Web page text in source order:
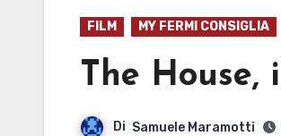
FILM MY FERMI CONSIGLIA
The House,
Di Samuele Maramotti